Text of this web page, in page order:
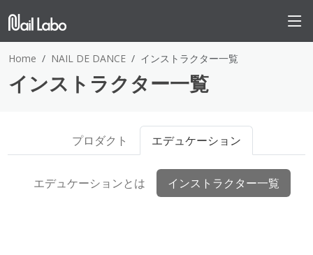
Home NAIL DE DANCE インストラクター一覧
インストラクター一覧
プロダクト エデュケーション
エデュケーションとは インストラクター一覧